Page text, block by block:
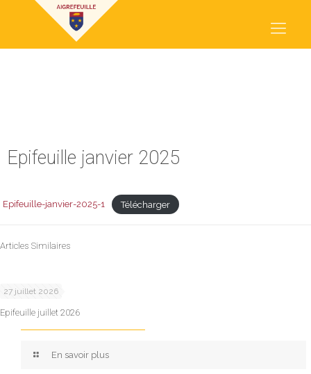
EPIFEUILLE JANVIER 2025
Epifeuille janvier 2025
Epifeuille-janvier-2025-1 Télécharger
Articles Similaires
27 juillet 2026
Epifeuille juillet 2026
En savoir plus